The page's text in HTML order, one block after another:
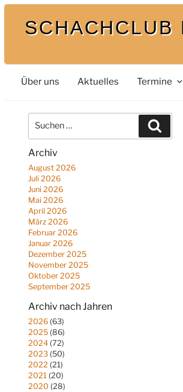
Zum
Inhalt
springenSCHACHCLUB
Bei uns spielt auch der König mit
Über uns Aktuelles Termine
nach:
Archiv
August 2026
Juli 2026
Juni 2026
Mai 2026
April 2026
März 2026
Februar 2026
Januar 2026
Dezember 2025
November 2025
Oktober 2025
September 2025
Archiv nach Jahren
2026 (63)
2025 (86)
2024 (72)
2023 (50)
2022 (21)
2021 (20)
2020 (28)